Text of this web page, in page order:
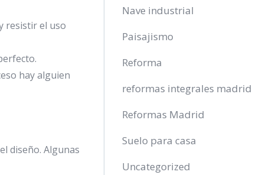
resistir el uso
hay alguien
diseño. Algunas
Nave industrial
Paisajismo
Reforma
reformas integrales madrid
Reformas Madrid
Suelo para casa
Uncategorized